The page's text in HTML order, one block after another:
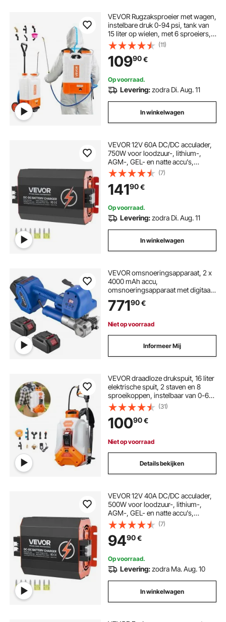
VEVOR Rugzaksproeier met wagen,
instelbare druk 0-94 psi, tank van
15 liter op wielen, met 6 sproeiers, 2
toverstaven, brede hals voor tuin,
wieden, sproeien, reinigen
(11)
10990€
Op voorraad.
Levering:zodra Di. Aug. 11
In winkelwagen
VEVOR 12V 60A DC/DC acculader,
750W voor loodzuur-, lithium-,
AGM-, GEL- en natte accu's,
intelligent meertraps opladen, voor
campers, bedrijfsvoertuigen, boten
en jachten
(7)
14190€
Op voorraad.
Levering:zodra Di. Aug. 11
In winkelwagen
VEVOR omsnoeringsapparaat, 2 x
4000 mAh accu,
omsnoeringsapparaat met digitaal
display voor 10-19 mm brede PET-
banden,
ideaal voor fabrieken, magazijnen
77190€
Niet op voorraad
Informeer Mij
VEVOR draadloze drukspuit, 16 liter
elektrische spuit, 2 staven en 8
sproeikoppen, instelbaar van 0-6
bar, 4 uur looptijd, draagbare
rugspuit voor tuin en park voor
onkruid wieden, sproeien en
reinigen
(31)
10090€
Niet op voorraad
Details bekijken
VEVOR 12V 40A DC/DC acculader,
500W voor loodzuur-, lithium-,
AGM-, GEL- en natte accu's,
intelligent meertraps opladen, voor
campers, bedrijfsvoertuigen, boten
en jachten
(7)
9490€
Op voorraad.
Levering:zodra Ma. Aug. 10
In winkelwagen